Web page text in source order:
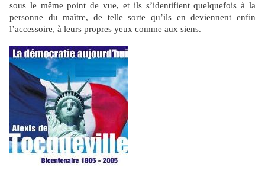
sous le même point de vue, et ils s’identifient quelquefois à la
personne du maître, de telle sorte qu’ils en deviennent enfin
l’accessoire, à leurs propres yeux comme aux siens.